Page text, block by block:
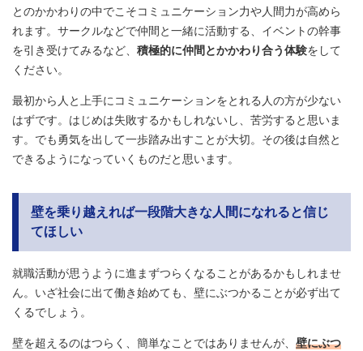
とのかかわりの中でこそコミュニケーション力や人間力が高めら
れます。サークルなどで仲間と一緒に活動する、イベントの幹事
を引き受けてみるなど、 積極的に仲間とかかわり合う体験をして
ください。
最初から人と上手にコミュニケーションをとれる人の方が少ない
はずです。はじめは失敗するかもしれないし、苦労すると思いま
す。でも勇気を出して一歩踏み出すことが大切。その後は自然と
できるようになっていくものだと思います。
壁を乗り越えれば一段階大きな人間になれると信じ
てほしい
就職活動が思うように進まずつらくなることがあるかもしれませ
ん。いざ社会に出て働き始めても、壁にぶつかることが必ず出て
くるでしょう。
壁を超えるのはつらく、簡単なことではありませんが、 壁にぶつ